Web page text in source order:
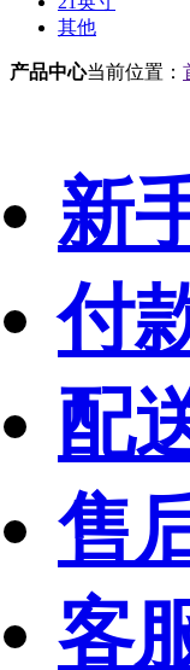
其他
产品中心当前位置：
新
付
配
售
客